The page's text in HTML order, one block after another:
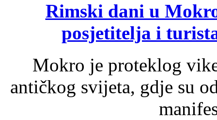
Rimski dani u
posjetitelja i
Mokro je proteklog
antičkog svijeta, gdje su